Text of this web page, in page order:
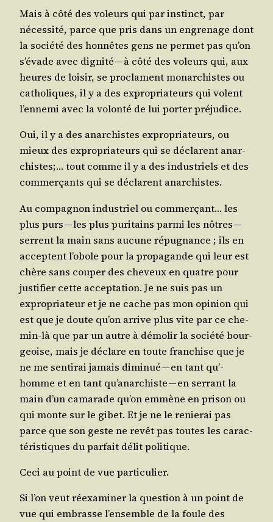
Mais à côté des voleurs qui par ins­tinct, par
néces­si­té, parce que pris dans un engre­nage dont
la socié­té des hon­nêtes gens ne per­met pas qu’on
s’é­vade avec digni­té — à côté des voleurs qui, aux
heures de loi­sir, se pro­clament monar­chistes ou
catho­liques, il y a des expro­pria­teurs qui volent
l’en­ne­mi avec la volon­té de lui por­ter préjudice.
Oui, il y a des anar­chistes expro­pria­teurs, ou
mieux des expro­pria­teurs qui se déclarent anar­
chistes;… tout comme il y a des indus­triels et des
com­mer­çants qui se déclarent anarchistes.
Au com­pa­gnon indus­triel ou com­mer­çant… les
plus purs — les plus puri­tains par­mi les nôtres —
serrent la main sans aucune répu­gnance ; ils en
acceptent l’o­bole pour la pro­pa­gande qui leur est
chère sans cou­per des che­veux en quatre pour
jus­ti­fier cette accep­ta­tion. Je ne suis pas un
expro­pria­teur et je ne cache pas mon opi­nion qui
est que je doute qu’on arrive plus vite par ce che­
min-là que par un autre à démo­lir la socié­té bour­
geoise, mais je déclare en toute fran­chise que je
ne me sen­ti­rai jamais dimi­nué — en tant qu’­
homme et en tant qu’a­nar­chiste — en ser­rant la
main d’un cama­rade qu’on emmène en pri­son ou
qui monte sur le gibet. Et je ne le renie­rai pas
parce que son geste ne revêt pas toutes les carac­
té­ris­tiques du par­fait délit politique.
Ceci au point de vue particulier.
Si l’on veut réexa­mi­ner la ques­tion à un point de
vue qui embrasse l’en­semble de la foule des